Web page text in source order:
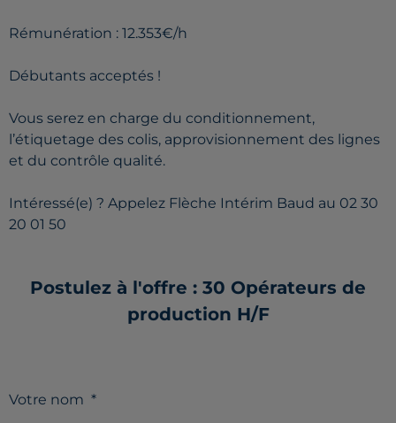
Rémunération : 12.353€/h
Débutants acceptés !
Vous serez en charge du conditionnement,
l’étiquetage des colis, approvisionnement des lignes
et du contrôle qualité.
Intéressé(e) ? Appelez Flèche Intérim Baud au 02 30
20 01 50
Postulez à l'offre : 30 Opérateurs de
production H/F
Votre nom *